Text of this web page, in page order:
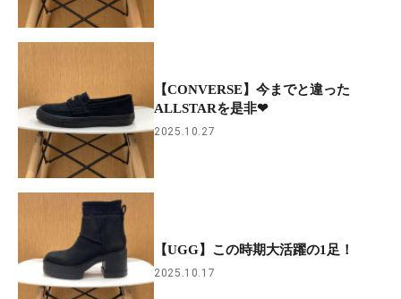
【CONVERSE】今までと違った
ALLSTARを是非❤
2025.10.27
【UGG】この時期大活躍の1足！
2025.10.17